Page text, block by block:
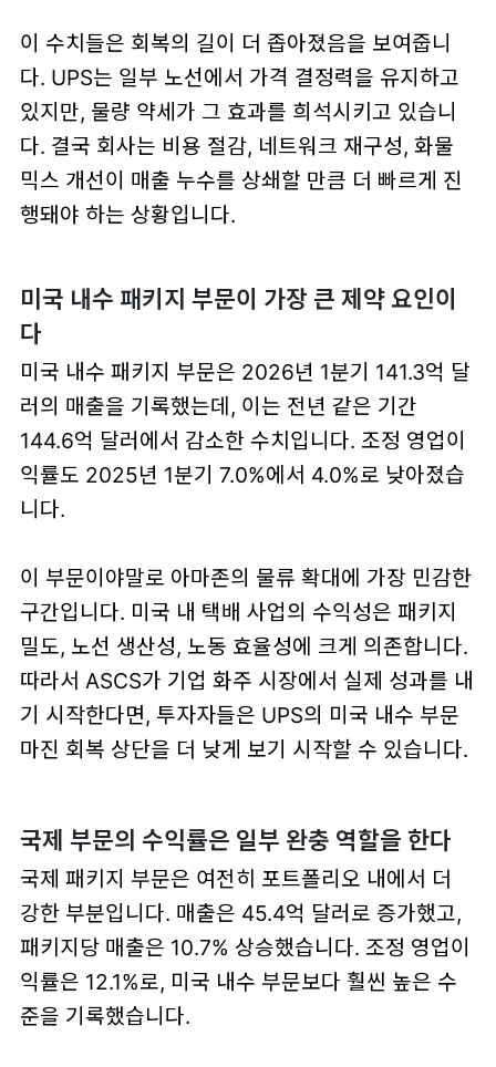
이 수치들은 회복의 길이 더 좁아졌음을 보여줍니
다. UPS는 일부 노선에서 가격 결정력을 유지하고
있지만, 물량 약세가 그 효과를 희석시키고 있습니
다. 결국 회사는 비용 절감, 네트워크 재구성, 화물
믹스 개선이 매출 누수를 상쇄할 만큼 더 빠르게 진
행돼야 하는 상황입니다.
미국 내수 패키지 부문이 가장 큰 제약 요인이
다
미국 내수 패키지 부문은 2026년 1분기 141.3억 달
러의 매출을 기록했는데, 이는 전년 같은 기간
144.6억 달러에서 감소한 수치입니다. 조정 영업이
익률도 2025년 1분기 7.0%에서 4.0%로 낮아졌습
니다.
이 부문이야말로 아마존의 물류 확대에 가장 민감한
구간입니다. 미국 내 택배 사업의 수익성은 패키지
밀도, 노선 생산성, 노동 효율성에 크게 의존합니다.
따라서 ASCS가 기업 화주 시장에서 실제 성과를 내
기 시작한다면, 투자자들은 UPS의 미국 내수 부문
마진 회복 상단을 더 낮게 보기 시작할 수 있습니다.
국제 부문의 수익률은 일부 완충 역할을 한다
국제 패키지 부문은 여전히 포트폴리오 내에서 더
강한 부분입니다. 매출은 45.4억 달러로 증가했고,
패키지당 매출은 10.7% 상승했습니다. 조정 영업이
익률은 12.1%로, 미국 내수 부문보다 훨씬 높은 수
준을 기록했습니다.